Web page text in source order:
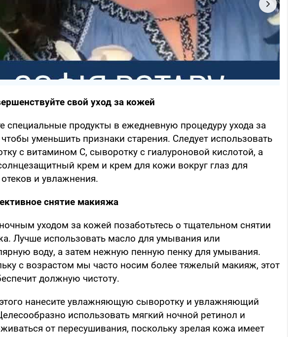
свой уход за кожей
специальные продукты в ежедневную процедуру ухода за
уменьшить признаки старения. Следует использовать
с витамином С, сыворотку с гиалуроновой кислотой, а
крем и крем для кожи вокруг глаз для
и увлажнения.
снятие макияжа
уходом за кожей позаботьтесь о тщательном снятии
Лучше использовать масло для умывания или
воду, а затем нежную пенную пенку для умывания.
с возрастом мы часто носим более тяжелый макияж, этот
должную чистоту.
нанесите увлажняющую сыворотку и увлажняющий
использовать мягкий ночной ретинол и
от пересушивания, поскольку зрелая кожа имеет